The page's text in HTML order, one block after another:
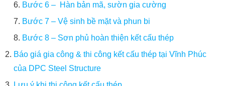
Bước 6 – Hàn bản mã, sườn gia cường
Bước 7 – Vệ sinh bề mặt và phun bi
Bước 8 – Sơn phủ hoàn thiện kết cấu thép
Báo giá gia công & thi công kết cấu thép tại Vĩnh Phúc
của DPC Steel Structure